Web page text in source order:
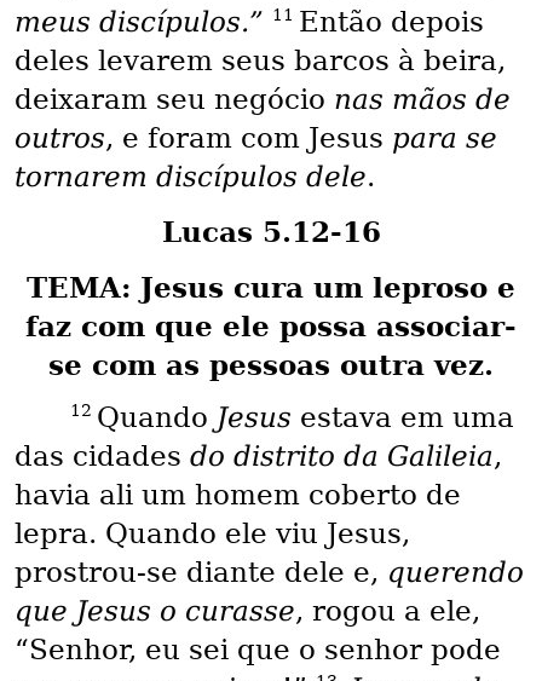
meus discípulos.” 11 Então depois
deles levarem seus barcos à beira,
deixaram seu negócio nas mãos de
outros, e foram com Jesus para se
tornarem discípulos dele.
Lucas 5.12-16
TEMA: Jesus cura um leproso e
faz com que ele possa associar-
se com as pessoas outra vez.
12 Quando Jesus estava em uma
das cidades do distrito da Galileia,
havia ali um homem coberto de
lepra. Quando ele viu Jesus,
prostrou-se diante dele e, querendo
que Jesus o curasse, rogou a ele,
“Senhor, eu sei que o senhor pode